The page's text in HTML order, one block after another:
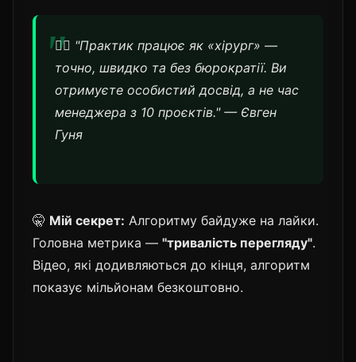
👨‍⚕️ "Практик працює як «хірург» —
точно, швидко та без бюрократії. Ви
отримуєте особистий досвід, а не час
менеджера з 10 проєктів." — Євген
Гуня
🤫 Мій секрет: Алгоритму байдуже на лайки.
Головна метрика — "тривалість перегляду".
Відео, які додивляються до кінця, алгоритм
показує мільйонам безкоштовно.